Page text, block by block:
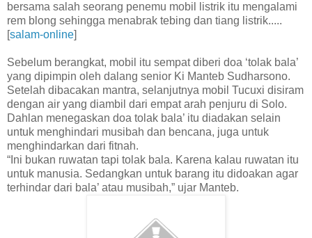
bersama salah seorang penemu mobil listrik itu mengalami
rem blong sehingga menabrak tebing dan tiang listrik.....
[salam-online]
Sebelum berangkat, mobil itu sempat diberi doa ‘tolak bala’
yang dipimpin oleh dalang senior Ki Manteb Sudharsono.
Setelah dibacakan mantra, selanjutnya mobil Tucuxi disiram
dengan air yang diambil dari empat arah penjuru di Solo.
Dahlan menegaskan doa tolak bala’ itu diadakan selain
untuk menghindari musibah dan bencana, juga untuk
menghindarkan dari fitnah.
“Ini bukan ruwatan tapi tolak bala. Karena kalau ruwatan itu
untuk manusia. Sedangkan untuk barang itu didoakan agar
terhindar dari bala’ atau musibah,” ujar Manteb.